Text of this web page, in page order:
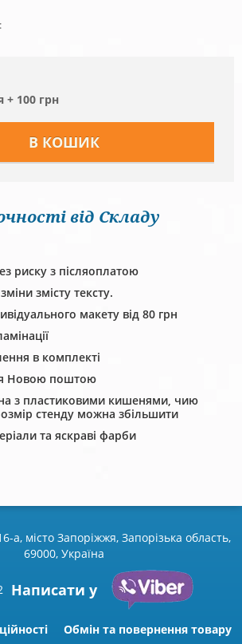
+ 100 грн
від Складу
риску з післяоплатою
змісту тексту.
макету від 80 грн
в комплекті
Новою поштою
з пластиковими кишенями, чию
стенду можна збільшити
та яскраві фарби
а, місто Запоріжжя, Запорізька область,
69000, Україна
Написати у
Обмін та повернення товару